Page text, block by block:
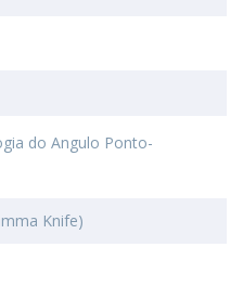
do Angulo Ponto-
Knife)